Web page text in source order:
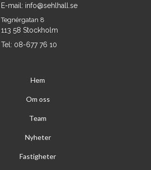
E-mail: info@sehlhall.se
Tegnérgatan 8
113 58 Stockholm
Tel: 08-677 76 10
Hem
Om oss
Team
Nyheter
Fastigheter